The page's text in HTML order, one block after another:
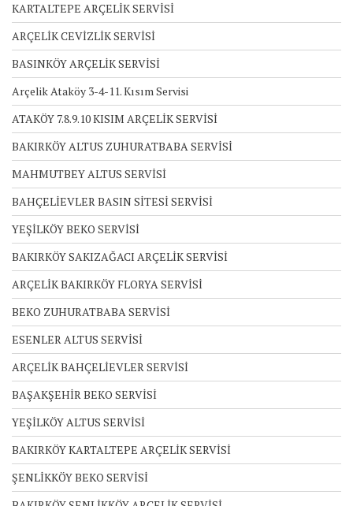
KARTALTEPE ARÇELİK SERVİSİ
ARÇELİK CEVİZLİK SERVİSİ
BASINKÖY ARÇELİK SERVİSİ
Arçelik Ataköy 3-4-11. Kısım Servisi
ATAKÖY 7.8.9.10 KISIM ARÇELİK SERVİSİ
BAKIRKÖY ALTUS ZUHURATBABA SERVİSİ
MAHMUTBEY ALTUS SERVİSİ
BAHÇELİEVLER BASIN SİTESİ SERVİSİ
YEŞİLKÖY BEKO SERVİSİ
BAKIRKÖY SAKIZAĞACI ARÇELİK SERVİSİ
ARÇELİK BAKIRKÖY FLORYA SERVİSİ
BEKO ZUHURATBABA SERVİSİ
ESENLER ALTUS SERVİSİ
ARÇELİK BAHÇELİEVLER SERVİSİ
BAŞAKŞEHİR BEKO SERVİSİ
YEŞİLKÖY ALTUS SERVİSİ
BAKIRKÖY KARTALTEPE ARÇELİK SERVİSİ
ŞENLİKKÖY BEKO SERVİSİ